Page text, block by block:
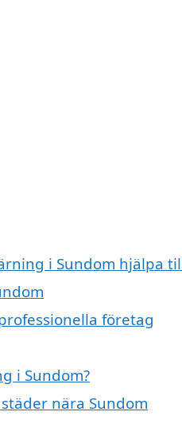
i Sundom hjälpa
företag
i Sundom?
nära Sundom